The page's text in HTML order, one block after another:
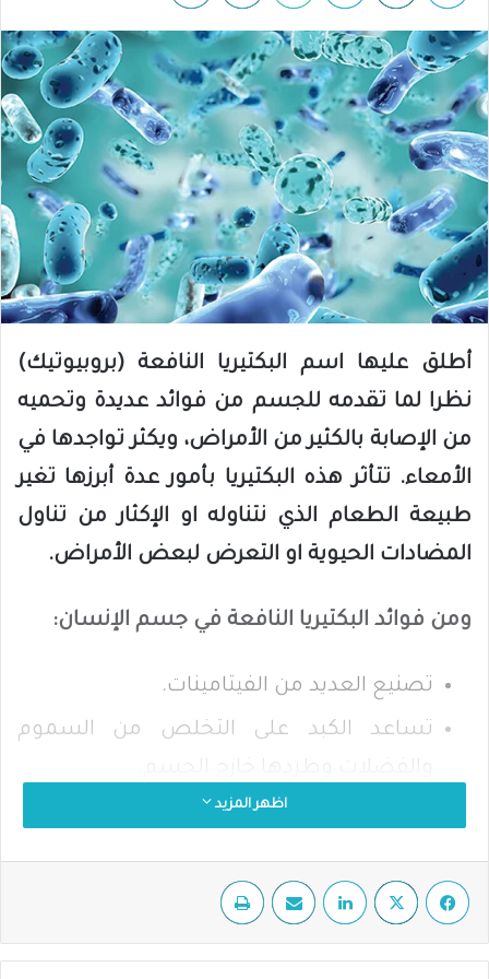
أطلق عليها اسم البكتيريا النافعة (بروبيوتيك)
نظرا لما تقدمه للجسم من فوائد عديدة وتحميه
من الإصابة بالكثير من الأمراض، ويكثر تواجدها في
الأمعاء. تتأثر هذه البكتيريا بأمور عدة أبرزها تغير
طبيعة الطعام الذي نتناوله او الإكثار من تناول
المضادات الحيوية او التعرض لبعض الأمراض.
ومن فوائد البكتيريا النافعة في جسم الإنسان:
تصنيع العديد من الفيتامينات.
تساعد الكبد على التخلص من السموم
تحفيز عمل الجهاز المناعي.
تسريع الشفاء من الإسهال الناتج عن بعض
حالات التسمم الغذائي.
تجديد خلايا بطانة القناة الهضمية وتحسين
اظهر المزيد
فيسبوك لينكدإن مشاركة عبر البريد